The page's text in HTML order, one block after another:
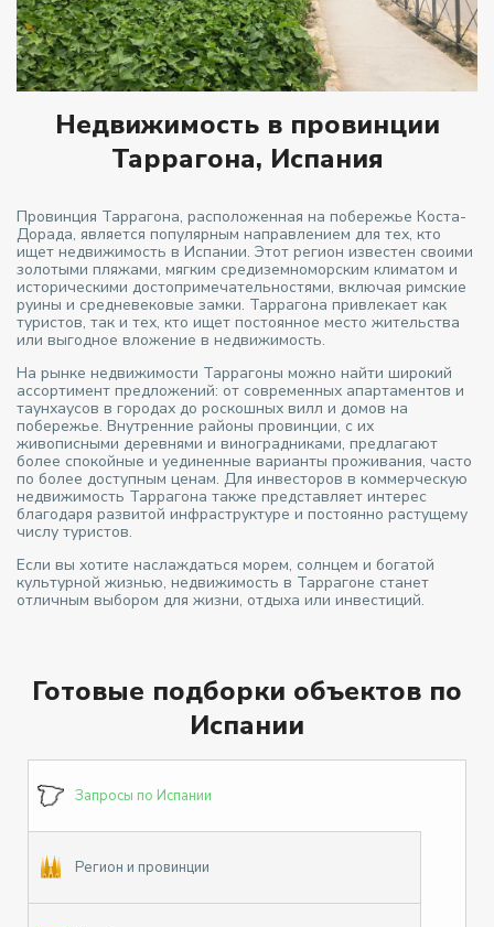
Недвижимость в провинции
Таррагона, Испания
Провинция Таррагона, расположенная на побережье Коста-
Дорада, является популярным направлением для тех, кто
ищет недвижимость в Испании. Этот регион известен своими
золотыми пляжами, мягким средиземноморским климатом и
историческими достопримечательностями, включая римские
руины и средневековые замки. Таррагона привлекает как
туристов, так и тех, кто ищет постоянное место жительства
или выгодное вложение в недвижимость.
На рынке недвижимости Таррагоны можно найти широкий
ассортимент предложений: от современных апартаментов и
таунхаусов в городах до роскошных вилл и домов на
побережье. Внутренние районы провинции, с их
живописными деревнями и виноградниками, предлагают
более спокойные и уединенные варианты проживания, часто
по более доступным ценам. Для инвесторов в коммерческую
недвижимость Таррагона также представляет интерес
благодаря развитой инфраструктуре и постоянно растущему
числу туристов.
Если вы хотите наслаждаться морем, солнцем и богатой
культурной жизнью, недвижимость в Таррагоне станет
отличным выбором для жизни, отдыха или инвестиций.
Готовые подборки объектов по
Испании
Запросы по Испании
Регион и провинции